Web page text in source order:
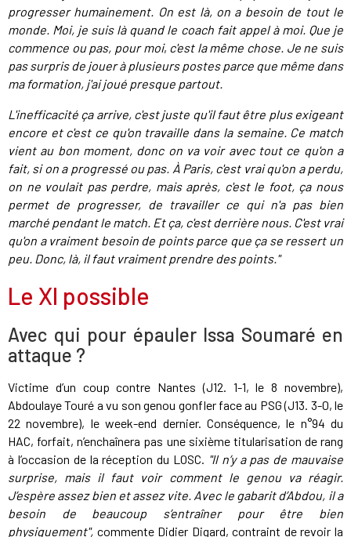
progresser humainement. On est là, on a besoin de tout le
monde. Moi, je suis là quand le coach fait appel à moi. Que je
commence ou pas, pour moi, c'est la même chose. Je ne suis
pas surpris de jouer à plusieurs postes parce que même dans
ma formation, j'ai joué presque partout.
L'inefficacité ça arrive, c'est juste qu'il faut être plus exigeant
encore et c'est ce qu'on travaille dans la semaine. Ce match
vient au bon moment, donc on va voir avec tout ce qu'on a
fait, si on a progressé ou pas. À Paris, c'est vrai qu'on a perdu,
on ne voulait pas perdre, mais après, c'est le foot, ça nous
permet de progresser, de travailler ce qui n'a pas bien
marché pendant le match. Et ça, c'est derrière nous. C'est vrai
qu'on a vraiment besoin de points parce que ça se ressert un
peu. Donc, là, il faut vraiment prendre des points."
Le XI possible
Avec qui pour épauler Issa Soumaré en
attaque ?
Victime d’un coup contre Nantes (J12. 1-1, le 8 novembre),
Abdoulaye Touré a vu son genou gonfler face au PSG (J13. 3-0, le
22 novembre), le week-end dernier. Conséquence, le n°94 du
HAC, forfait, n’enchaînera pas une sixième titularisation de rang
à l’occasion de la réception du LOSC. "Il n’y a pas de mauvaise
surprise, mais il faut voir comment le genou va réagir.
J’espère assez bien et assez vite. Avec le gabarit d’Abdou, il a
besoin de beaucoup s’entraîner pour être bien
physiquement", commente Didier Digard, contraint de revoir la